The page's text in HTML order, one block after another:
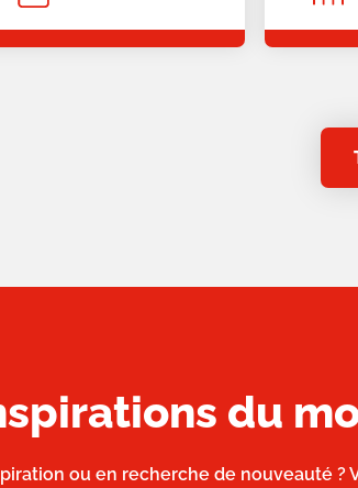
du
ou en recherche de nouveauté ?